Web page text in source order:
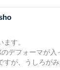
す。
デフォーマが
すが、うしろが